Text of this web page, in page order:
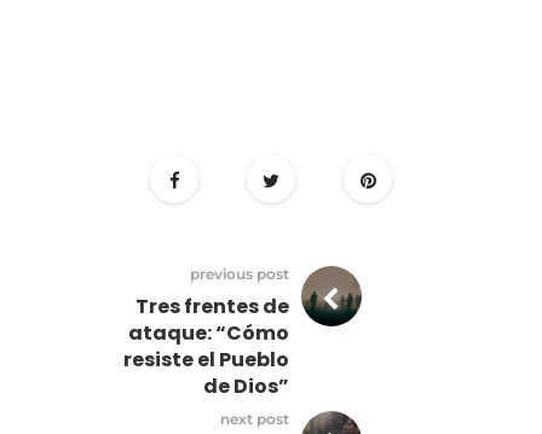
previous post
Tres frentes de
ataque: “Cómo
resiste el Pueblo
de Dios”
next post